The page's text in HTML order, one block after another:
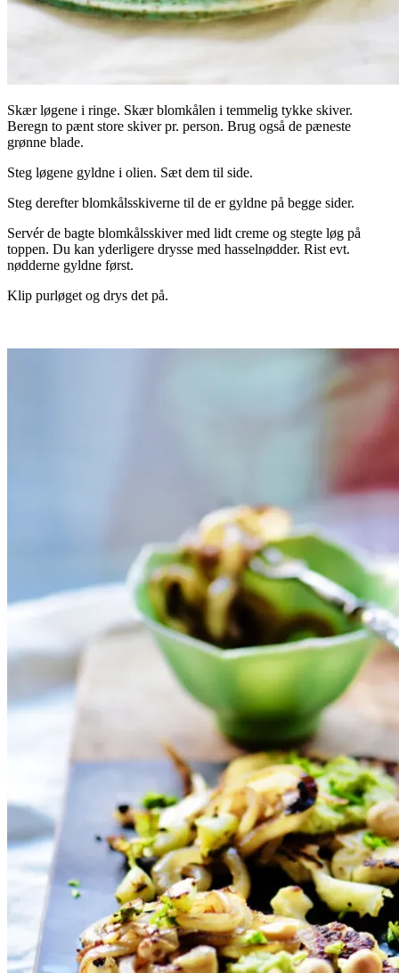
Skær løgene i ringe. Skær blomkålen i temmelig tykke skiver.
Beregn to pænt store skiver pr. person. Brug også de pæneste
grønne blade.
Steg løgene gyldne i olien. Sæt dem til side.
Steg derefter blomkålsskiverne til de er gyldne på begge sider.
Servér de bagte blomkålsskiver med lidt creme og stegte løg på
toppen. Du kan yderligere drysse med hasselnødder. Rist evt.
nødderne gyldne først.
Klip purløget og drys det på.